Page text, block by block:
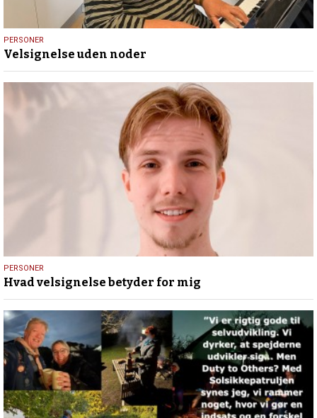
31.
juli
2026
PERSONER
Velsignelse uden noder
13.
maj
2026
PERSONER
Hvad velsignelse betyder for mig